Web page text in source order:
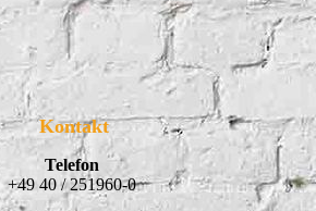
Kontakt
Telefon
+49 40 / 251960-0